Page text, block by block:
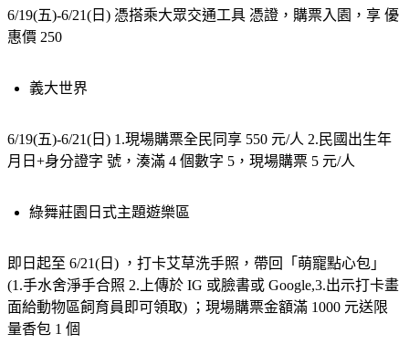
6/19(五)-6/21(日) 憑搭乘大眾交通工具 憑證，購票入園，享 優
惠價 250
義大世界
6/19(五)-6/21(日) 1.現場購票全民同享 550 元/人 2.民國出生年
月日+身分證字 號，湊滿 4 個數字 5，現場購票 5 元/人
綠舞莊園日式主題遊樂區
即日起至 6/21(日) ，打卡艾草洗手照，帶回「萌寵點心包」
(1.手水舍淨手合照 2.上傳於 IG 或臉書或 Google,3.出示打卡畫
面給動物區飼育員即可領取) ；現場購票金額滿 1000 元送限
量香包 1 個